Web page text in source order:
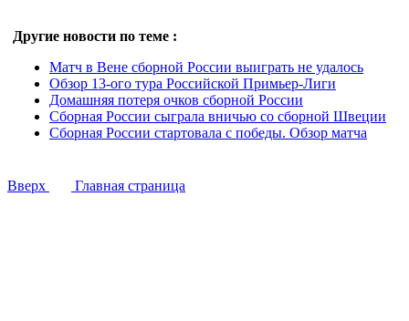
Другие новости по теме :
Матч в Вене сборной России выиграть не удалось
Обзор 13-ого тура Российской Примьер-Лиги
Домашняя потеря очков сборной России
Сборная России сыграла вничью со сборной Швеции
Сборная России стартовала с победы. Обзор матча
Вверх Главная страница